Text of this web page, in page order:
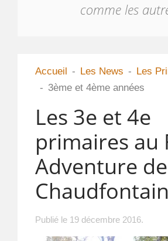
comme les
Accueil Les News
Les
3ème et 4ème années
Les 3e et 4e
primaires au
Adventure de
Publié le 19 décembre 2016.